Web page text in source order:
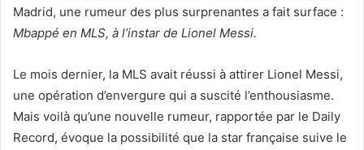
Madrid, une rumeur des plus surprenantes a fait surface :
Mbappé en MLS, à l’instar de Lionel Messi.
Le mois dernier, la MLS avait réussi à attirer Lionel Messi,
une opération d’envergure qui a suscité l’enthousiasme.
Mais voilà qu’une nouvelle rumeur, rapportée par le Daily
Record, évoque la possibilité que la star française suive le